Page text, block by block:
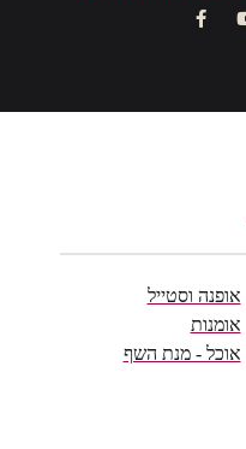
אופנה וסטייל
אומנות
אוכל - מנת השף